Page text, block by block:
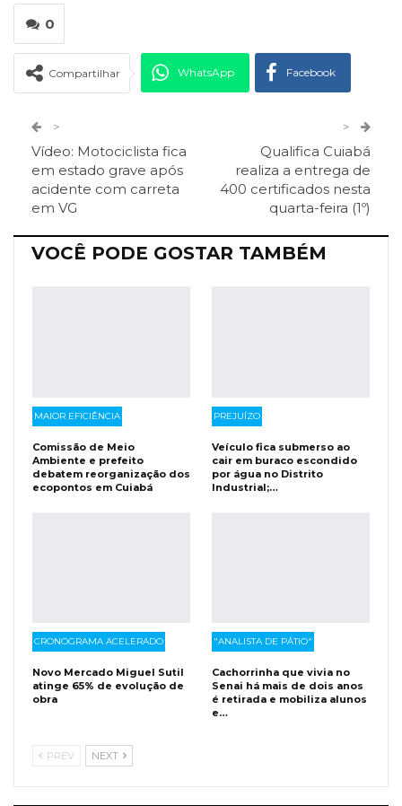
0
Compartilhar WhatsApp Facebook
Pinterest Telegram
Facebook Messenger O email
>
Vídeo: Motociclista fica
em estado grave após
acidente com carreta
em VG
>
Qualifica Cuiabá
realiza a entrega de
400 certificados nesta
quarta-feira (1º)
VOCÊ PODE GOSTAR TAMBÉM
MAIOR EFICIÊNCIA
Comissão de Meio
Ambiente e prefeito
debatem reorganização dos
ecopontos em Cuiabá
PREJUÍZO
Veículo fica submerso ao
cair em buraco escondido
por água no Distrito
Industrial;…
CRONOGRAMA ACELERADO
Novo Mercado Miguel Sutil
atinge 65% de evolução de
obra
"ANALISTA DE PÁTIO"
Cachorrinha que vivia no
Senai há mais de dois anos
é retirada e mobiliza alunos
e…
PREV NEXT